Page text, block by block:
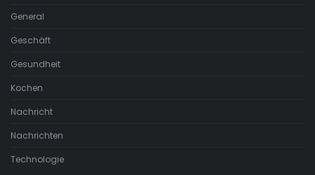
General
Geschäft
Gesundheit
Kochen
Nachricht
Nachrichten
Technologie